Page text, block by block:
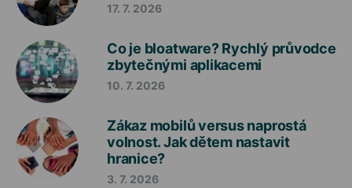
17. 7. 2026
Co je bloatware? Rychlý průvodce
zbytečnými aplikacemi
10. 7. 2026
Zákaz mobilů versus naprostá
volnost. Jak dětem nastavit
hranice?
3. 7. 2026